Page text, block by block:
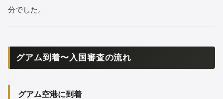
分でした。
グアム到着〜入国審査の流れ
グアム空港に到着